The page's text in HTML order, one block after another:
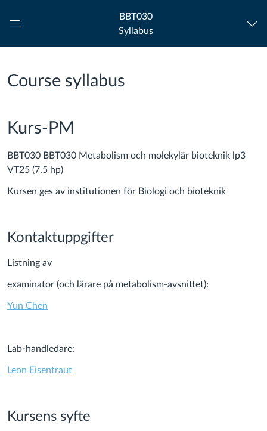
Navigation
BBT030
Syllabus
Course syllabus
Kurs-PM
BBT030 BBT030 Metabolism och molekylär bioteknik lp3
VT25 (7,5 hp)
Kursen ges av institutionen för Biologi och bioteknik
Kontaktuppgifter
Listning av
examinator (och lärare på metabolism-avsnittet):
Yun Chen
Lab-handledare:
Leon Eisentraut
Kursens syfte